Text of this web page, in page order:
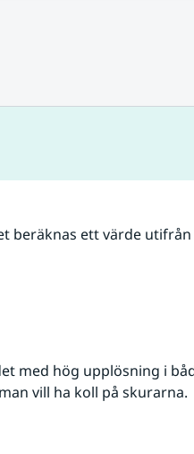
beräknas ett värde utifrån
med hög upplösning i
vill ha koll på skurarna.